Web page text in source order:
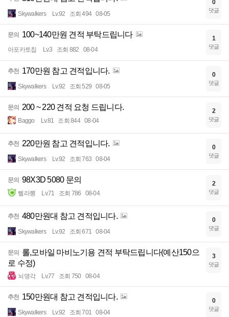
Skywalkers Lv.92 조회 494 08-05
0
댓글
문의 100~140만원 견적 부탁드립니다
아포카토칩 Lv.3 조회 882 08-04
1
댓글
추천 170만원 참고 견적입니다.
Skywalkers Lv.92 조회 529 08-05
0
댓글
문의 200 ~ 220 견적 요청 드립니다.
Baggo Lv.81 조회 844 08-04
2
댓글
추천 220만원 참고 견적입니다.
Skywalkers Lv.92 조회 763 08-04
0
댓글
문의 98X3D 5080 문의
삘라뽕 Lv.71 조회 786 08-04
2
댓글
추천 480만원대 참고 견적입니다.
Skywalkers Lv.92 조회 671 08-04
0
댓글
문의
롤,모바일 마비노기용 견적 부탁드립니다(예산150으
로 수정)
뇌명각 Lv.77 조회 750 08-04
3
댓글
추천 150만원대 참고 견적입니다.
Skywalkers Lv.92 조회 701 08-04
0
댓글